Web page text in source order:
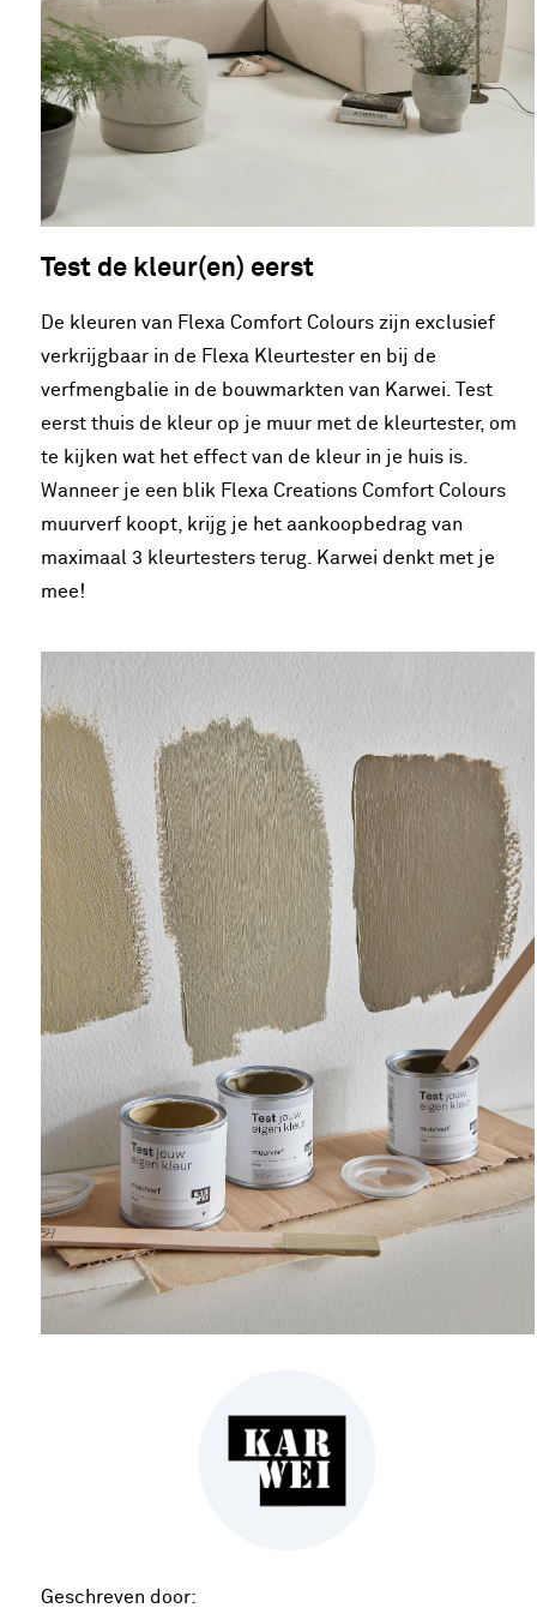
Test de kleur(en) eerst
De kleuren van Flexa Comfort Colours zijn exclusief
verkrijgbaar in de Flexa Kleurtester en bij de
verfmengbalie in de bouwmarkten van Karwei. Test
eerst thuis de kleur op je muur met de kleurtester, om
te kijken wat het effect van de kleur in je huis is.
Wanneer je een blik Flexa Creations Comfort Colours
muurverf koopt, krijg je het aankoopbedrag van
maximaal 3 kleurtesters terug. Karwei denkt met je
mee!
Geschreven door: